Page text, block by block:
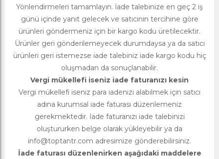
Yönlendirmeleri tamamlayın. İade talebinize en geç 2 iş
günü içinde yanıt gelecek ve satıcının tercihine göre
ürünleri göndermeniz için bir kargo kodu üretilecektir.
Ürünler geri gönderilemeyecek durumdaysa ya da satıcı
ürünleri geri istemezse iade talebiniz iade kargo kodu hiç
oluşmadan da sonuçlanabilir.
Vergi mükellefi iseniz iade faturanızı kesin
Vergi mükellefi iseniz para iadenizi alabilmek için satıcı
adına kurumsal iade faturası düzenlemeniz
gerekmektedir. İade faturanızı iade talebinizi
oluştururken belge olarak yükleyebilir ya da
info@toptantr.com adresimize gönderebilirsiniz.
İade faturası düzenlenirken aşağıdaki maddelere